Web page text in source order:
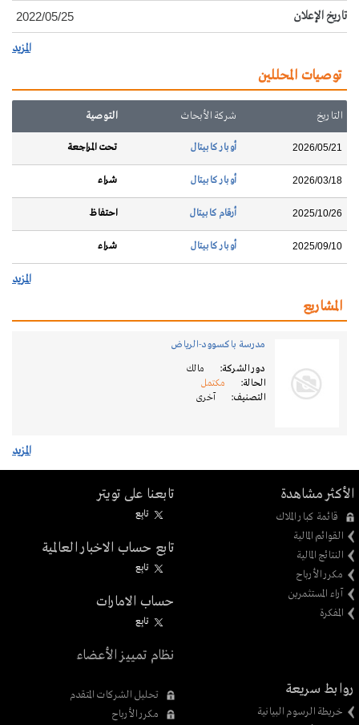
تاريخ الإعلان 2022/05/25
المزيد
توصيات المحللين
التاريخ شركة الأبحاث التوصية
2026/05/21 أوبار كابيتال تحت المراجعة
2026/03/18 أوبار كابيتال شراء
2025/10/26 أرقام كابيتال احتفاظ
2025/09/10 أوبار كابيتال شراء
المزيد
المشاريع
مدرسة باكسوود-الرياض
دور الشركة:
مالك
الحالة:
مكتمل
التصنيف:
آخرى
المزيد
الأكثر مشاهدة
قائمة كبار الملاك
القوائم المالية
النتائج المالية
مكرر الأرباح
آراء المستثمرين
المفكرة
تابعنا على تويتر
تابِع
تابع حساب الاخبار العالمية
تابِع
حساب الامارات
تابِع
نظام تمييز الأعضاء
روابط سريعة
خريطة الرسوم البيانية
تحليل الشركات المتقدم
مكرر الأرباح